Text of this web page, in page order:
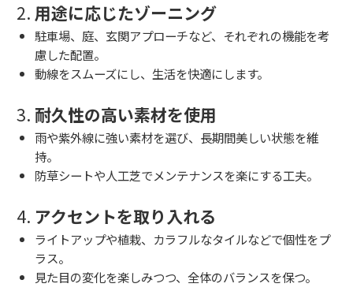
2. 用途に応じたゾーニング
駐車場、庭、玄関アプローチなど、それぞれの機能を考
慮した配置。
動線をスムーズにし、生活を快適にします。
3. 耐久性の高い素材を使用
雨や紫外線に強い素材を選び、長期間美しい状態を維
持。
防草シートや人工芝でメンテナンスを楽にする工夫。
4. アクセントを取り入れる
ライトアップや植栽、カラフルなタイルなどで個性をプ
ラス。
見た目の変化を楽しみつつ、全体のバランスを保つ。